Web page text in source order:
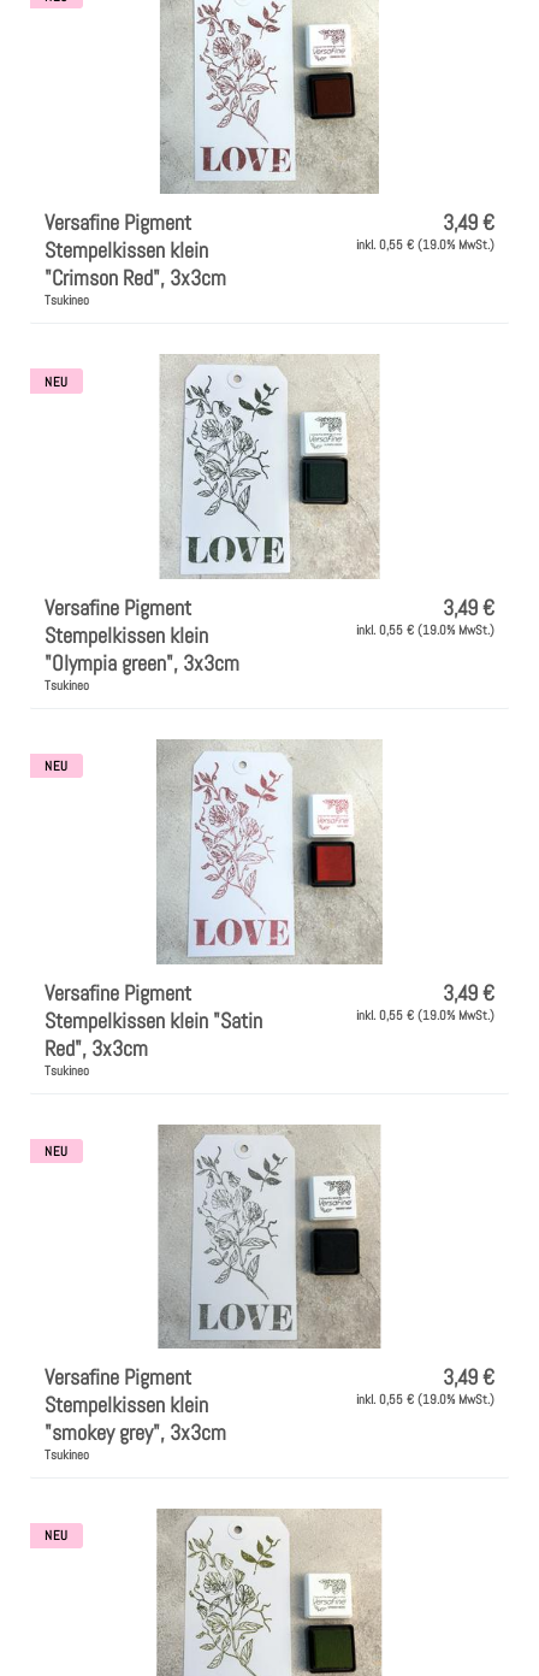
Versafine Pigment
Stempelkissen klein
"Crimson Red", 3x3cm
Tsukineo
3,49 €
inkl. 0,55 € (19.0% MwSt.)
NEU
Versafine Pigment
Stempelkissen klein
"Olympia green", 3x3cm
Tsukineo
3,49 €
inkl. 0,55 € (19.0% MwSt.)
NEU
Versafine Pigment
Stempelkissen klein "Satin
Red", 3x3cm
Tsukineo
3,49 €
inkl. 0,55 € (19.0% MwSt.)
NEU
Versafine Pigment
Stempelkissen klein
"smokey grey", 3x3cm
Tsukineo
3,49 €
inkl. 0,55 € (19.0% MwSt.)
NEU